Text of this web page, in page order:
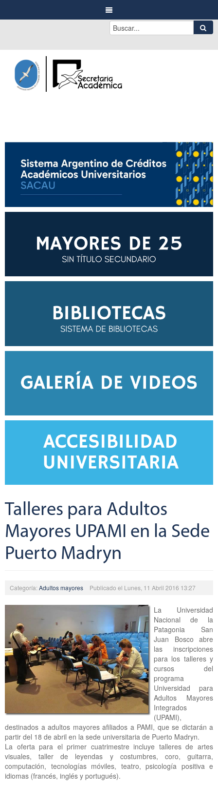
Talleres para Adultos
Mayores UPAMI en la Sede
Puerto Madryn
Categoría:Adultos mayores Publicado el Lunes, 11 Abril 2016 13:27
La Universidad
Nacional de la
Patagonia San
Juan Bosco abre
las inscripciones
para los talleres y
cursos del
programa
Universidad para
Adultos Mayores
Integrados
(UPAMI),
destinados a adultos mayores afiliados a PAMI, que se dictarán a
partir del 18 de abril en la sede universitaria de Puerto Madryn.
La oferta para el primer cuatrimestre incluye talleres de artes
visuales, taller de leyendas y costumbres, coro, guitarra,
computación, tecnologías móviles, teatro, psicología positiva e
idiomas (francés, inglés y portugués).